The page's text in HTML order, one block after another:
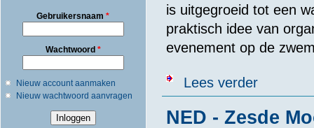
Gebruikersnaam*
Wachtwoord *
Nieuw account aanmaken
Nieuw wachtwoord aanvragen
is uitgegroeid tot een
praktisch idee van
evenement op de
Lees verderover
NED - Zesde